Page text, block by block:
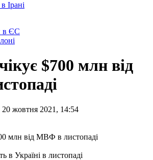
Ірані
в ЄС
$700 млн від
жовтня 2021, 14:54
Україні в листопаді